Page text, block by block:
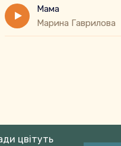
Мама
Марина Гаврилова
цвітуть